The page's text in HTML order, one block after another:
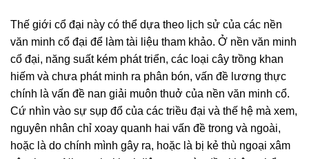
Thế giới cổ đại này có thể dựa theo lịch sử của các nền
văn minh cổ đại để làm tài liệu tham khảo. Ở nền văn minh
cổ đại, năng suất kém phát triển, các loại cây trồng khan
hiếm và chưa phát minh ra phân bón, vấn đề lương thực
chính là vấn đề nan giải muôn thuở của nền văn minh cổ.
Cứ nhìn vào sự sụp đổ của các triều đại và thế hệ mà xem,
nguyên nhân chỉ xoay quanh hai vấn đề trong và ngoài,
hoặc là do chính mình gây ra, hoặc là bị kẻ thù ngoại xâm